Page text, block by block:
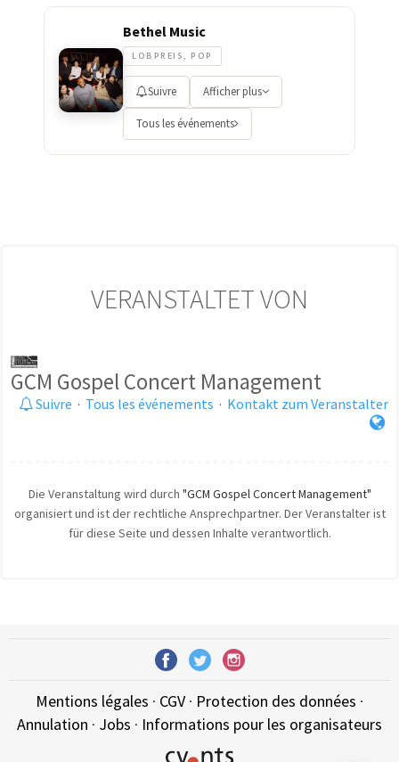
Bethel Music
LOBPREIS, POP
Suivre Afficher plus
Tous les événements
VERANSTALTET VON
GCM Gospel Concert Management
Suivre · Tous les événements · Kontakt zum Veranstalter
Die Veranstaltung wird durch "GCM Gospel Concert Management"
organisiert und ist der rechtliche Ansprechpartner. Der Veranstalter ist
für diese Seite und dessen Inhalte verantwortlich.
Mentions légales · CGV· Protection des données ·
Annulation · Jobs · Informations pour les organisateurs